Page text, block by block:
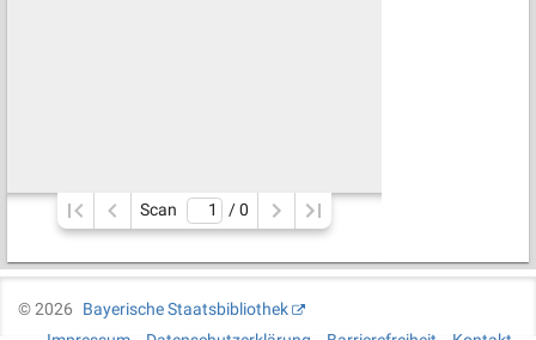
Scan / 0
©2026
Bayerische Staatsbibliothek